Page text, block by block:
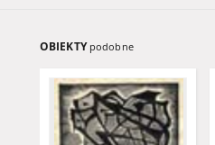
OBIEKTY podobne